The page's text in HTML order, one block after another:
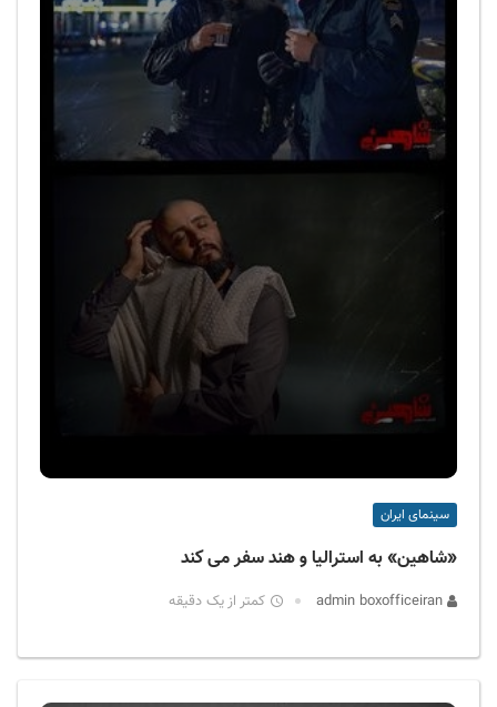
سینمای ایران
«شاهین» به استرالیا و هند سفر می کند
کمتر از یک دقیقه